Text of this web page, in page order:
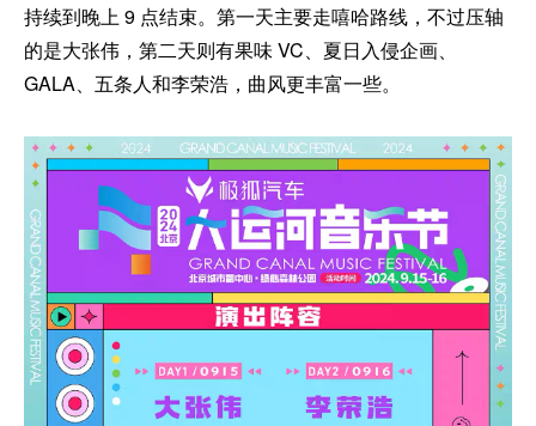
持续到晚上 9 点结束。第一天主要走嘻哈路线，不过压轴
的是大张伟，第二天则有果味 VC、夏日入侵企画、
GALA、五条人和李荣浩，曲风更丰富一些。